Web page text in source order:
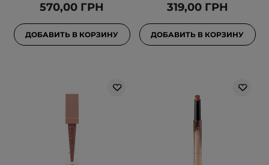
570,00 ГРН
ДОБАВИТЬ В КОРЗИНУ
319,00 ГРН
ДОБАВИТЬ В КОРЗИНУ